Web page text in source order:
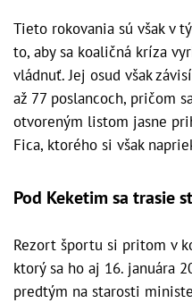
Tieto rokovania sú však v
to, aby sa koaličná kríza
vládnuť. Jej osud však
až 77 poslancoch, pričom
otvoreným listom jasne
Fica, ktorého si však
Pod Keketim sa trasie
Rezort športu si pritom v
ktorý sa ho aj 16. januára
predtým na starosti